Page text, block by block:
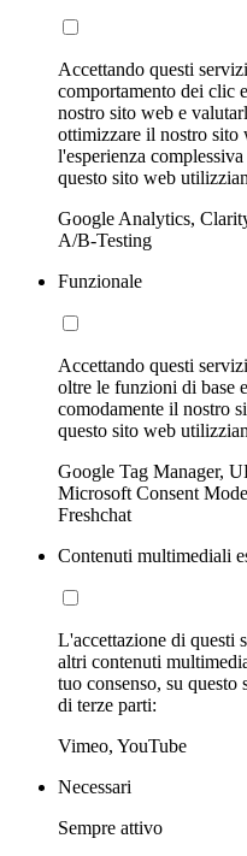
Accettando questi
comportamento dei clic
nostro sito web e
ottimizzare il nostro sito
l'esperienza
questo sito web
Google Analytics,
A/B-Testing
Funzionale
Accettando questi
oltre le funzioni di base
comodamente il nostro
questo sito web
Google Tag Manager,
Microsoft Consent
Freshchat
Contenuti multimediali
L'accettazione di questi
altri contenuti
tuo consenso, su
di terze parti:
Vimeo, YouTube
Necessari
Sempre attivo